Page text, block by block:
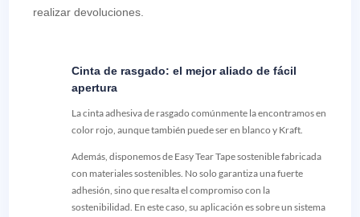
realizar devoluciones.
Cinta de rasgado: el mejor aliado de fácil
apertura
La cinta adhesiva de rasgado comúnmente la encontramos en
color rojo, aunque también puede ser en blanco y Kraft.
Además, disponemos de Easy Tear Tape sostenible fabricada
con materiales sostenibles. No solo garantiza una fuerte
adhesión, sino que resalta el compromiso con la
sostenibilidad. En este caso, su aplicación es sobre un sistema